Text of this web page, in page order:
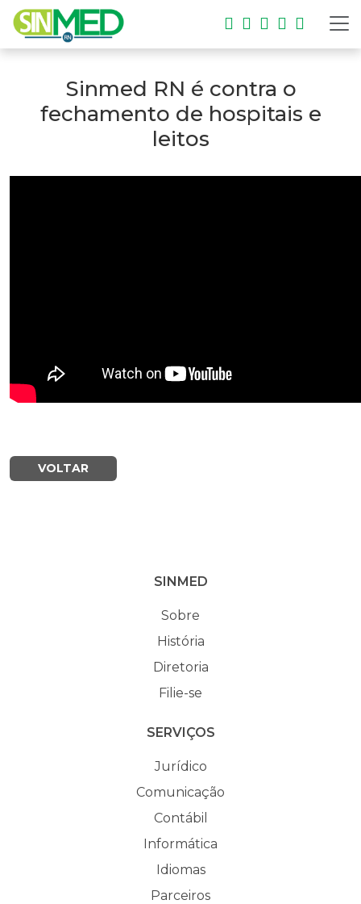
Sinmed RN é contra o
fechamento de hospitais e
leitos
VOLTAR
SINMED
Sobre
História
Diretoria
Filie-se
SERVIÇOS
Jurídico
Comunicação
Contábil
Informática
Idiomas
Parceiros